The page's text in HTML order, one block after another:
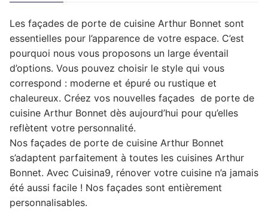
Les façades de porte de cuisine Arthur Bonnet sont
essentielles pour l’apparence de votre espace. C’est
pourquoi nous vous proposons un large éventail
d’options. Vous pouvez choisir le style qui vous
correspond : moderne et épuré ou rustique et
chaleureux. Créez vos nouvelles façades de porte de
cuisine Arthur Bonnet dès aujourd’hui pour qu’elles
reflètent votre personnalité.
Nos façades de porte de cuisine Arthur Bonnet
s’adaptent parfaitement à toutes les cuisines Arthur
Bonnet. Avec Cuisina9, rénover votre cuisine n’a jamais
été aussi facile ! Nos façades sont entièrement
personnalisables.